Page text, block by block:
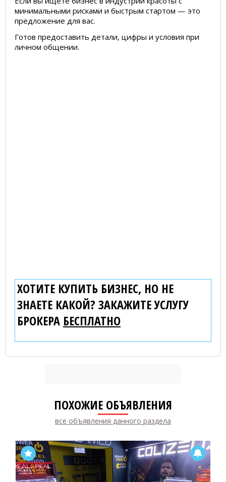
минимальными рисками и быстрым стартом — это
предложение для вас.
Готов предоставить детали, цифры и условия при
личном общении.
ХОТИТЕ КУПИТЬ БИЗНЕС, НО НЕ
ЗНАЕТЕ КАКОЙ? ЗАКАЖИТЕ УСЛУГУ
БРОКЕРА БЕСПЛАТНО
ПОХОЖИЕ ОБЪЯВЛЕНИЯ
все объявления данного раздела